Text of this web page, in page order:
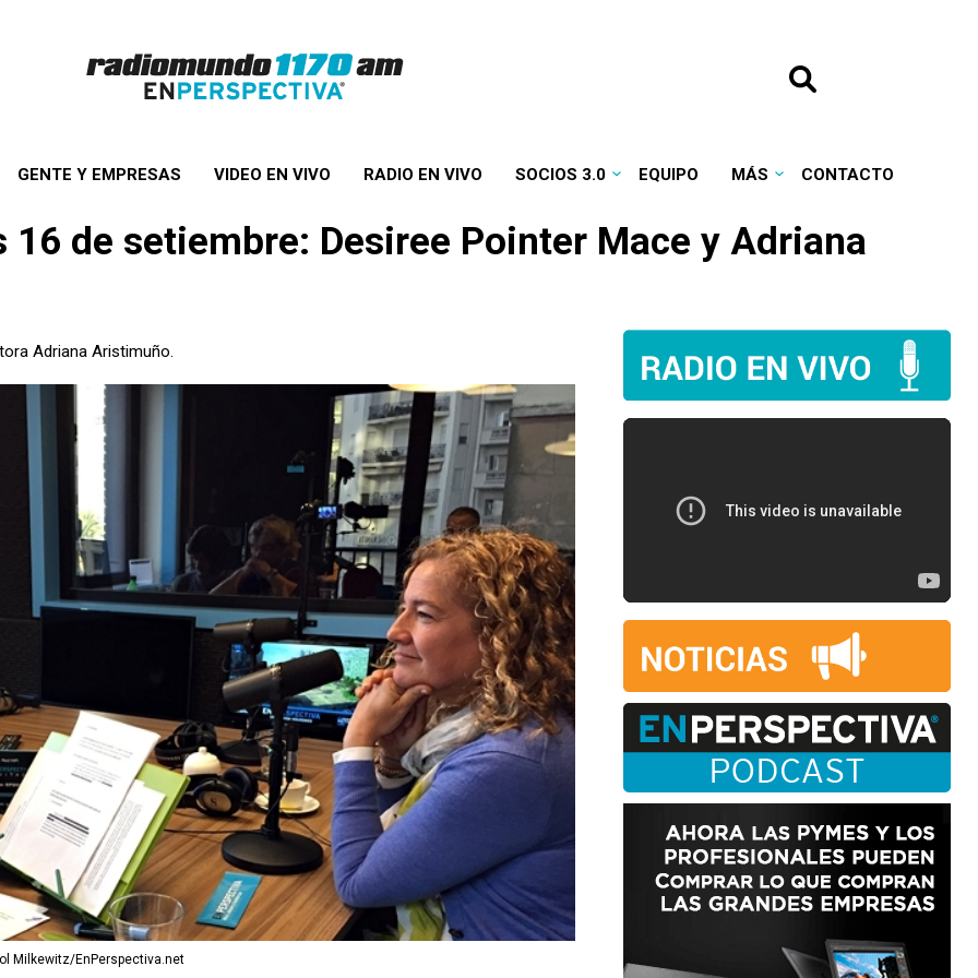
GENTE Y EMPRESAS VIDEO EN VIVO RADIO EN VIVO SOCIOS 3.0 EQUIPO MÁS CONTACTO
de setiembre: Desiree Pointer Mace y Adriana
Adriana Aristimuño.
Milkewitz/EnPerspectiva.net